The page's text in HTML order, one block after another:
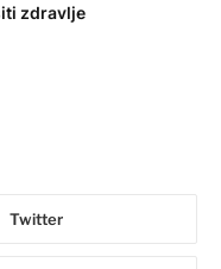
zdravlje
Twitter